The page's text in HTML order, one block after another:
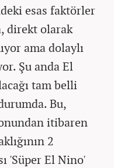
esas faktörler
direkt olarak
ama dolaylı
Şu anda El
tam belli
Bu,
itibaren
2
'Süper El Nino'